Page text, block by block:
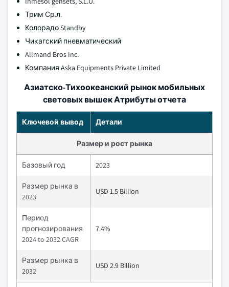
Трим Ср.л.
Колорадо Standby
Чикагский пневматический
Allmand Bros Inc.
Компания Aska Equipments Private Limited
Азиатско-Тихоокеанский рынок мобильных
световых вышек Атрибуты отчета
Ключевой вывод Детали
Размер и рост рынка
Базовый год 2023
Размер рынка в
2023
USD 1.5 Billion
Период
прогнозирования
2024 to 2032 CAGR
7.4%
Размер рынка в
2032
USD 2.9 Billion